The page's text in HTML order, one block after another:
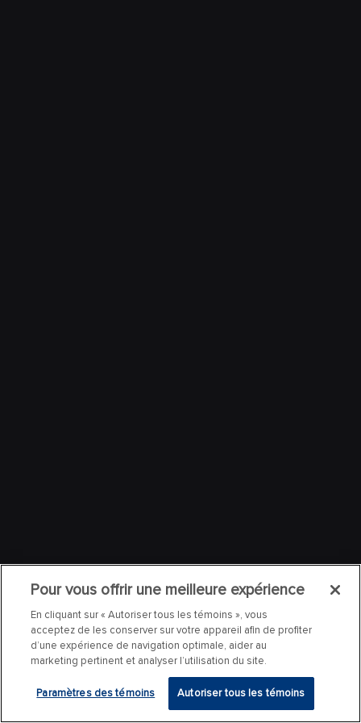
Pour vous offrir une meilleure expérience
En cliquant sur « Autoriser tous les témoins », vous
acceptez de les conserver sur votre appareil afin de profiter
d’une expérience de navigation optimale, aider au
marketing pertinent et analyser l’utilisation du site.
Paramètres des témoins Autoriser tous les témoins